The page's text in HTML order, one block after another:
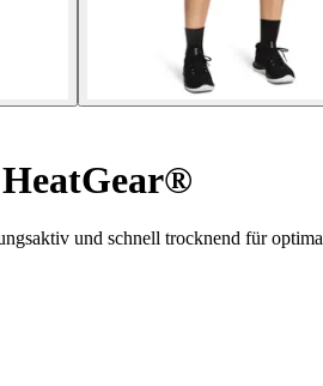
und schnell trocknend für